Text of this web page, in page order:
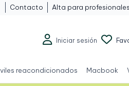
Contacto Alta para profesionales
Iniciar sesión
reacondicionados Macbook